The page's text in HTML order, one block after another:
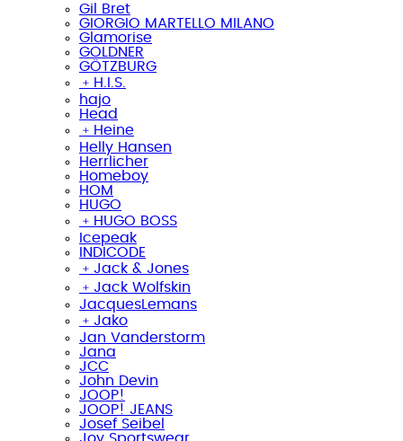
Gil Bret
GIORGIO MARTELLO MILANO
Glamorise
GOLDNER
GÖTZBURG
﹢ H.I.S.
hajo
Head
﹢ Heine
Helly Hansen
Herrlicher
Homeboy
HOM
HUGO
﹢ HUGO BOSS
Icepeak
INDICODE
﹢ Jack & Jones
﹢ Jack Wolfskin
JacquesLemans
﹢ Jako
Jan Vanderstorm
Jana
JCC
John Devin
JOOP!
JOOP! JEANS
Josef Seibel